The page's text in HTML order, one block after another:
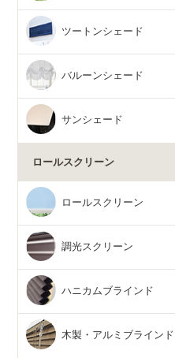
ツートンシェード
バルーンシェード
サンシェード
ロールスクリーン
ロールスクリーン
調光スクリーン
ハニカムブラインド
木製・アルミブラインド